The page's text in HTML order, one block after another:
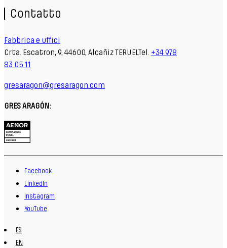
Contatto
Fabbrica e uffici
Crta. Escatron, 9, 44600, Alcañiz TERUELTel. +34 978
83 05 11
gresaragon@gresaragon.com
GRES ARAGÓN:
Facebook
LinkedIn
Instagram
YouTube
ES
EN